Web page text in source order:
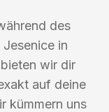
des
in
wir dir
auf deine
kümmern uns